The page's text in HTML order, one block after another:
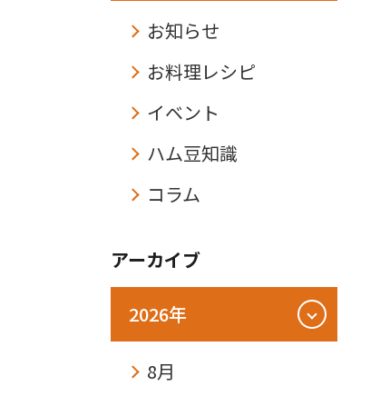
お知らせ
お料理レシピ
イベント
ハム豆知識
コラム
アーカイブ
2026年
8月